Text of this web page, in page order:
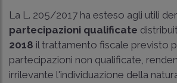
La L. 205/2017 ha esteso agli utili
partecipazioni qualificate
2018 il trattamento fiscale previsto
partecipazioni non qualificate,
irrilevante l'individuazione della